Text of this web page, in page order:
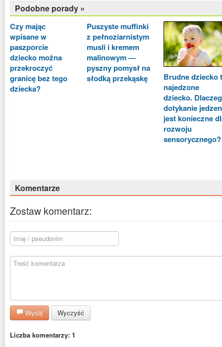
Podobne porady »
Czy mając
wpisane w
paszporcie
dziecko można
przekroczyć
granicę bez tego
dziecka?
Puszyste muffinki
z pełnoziarnistym
musli i kremem
malinowym —
pyszny pomysł na
słodką przekąskę
Brudne dziecko
najedzone
dziecko.
dotykanie
jest konieczne
rozwoju
sensorycznego?
Komentarze
Zostaw komentarz:
Wyślij Wyczyść
Liczba komentarzy: 1